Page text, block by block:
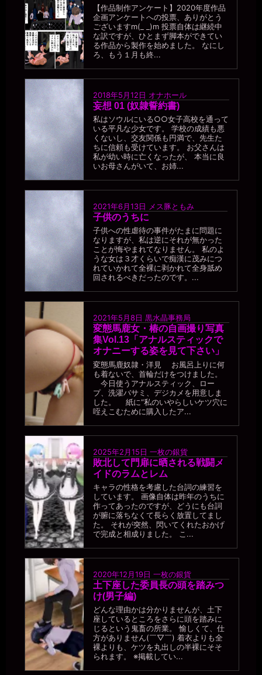
【作品制作アンケート】2020年度作品
企画アンケートへの投票、ありがとう
ございますm(_ _)m 投票自体は継続中
な訳ですが、ひとまず脚本ができてい
る作品から製作を始めました。 なにし
ろ、もう１月も終...
2018年5月12日 オナホール
妄想 01 (奴隷誓約書)
私はソウルにいる○○女子高校を通って
いる平凡な少女です。 学校の成績も悪
くないし、交友関係も円満で、先生た
ちに信頼も受けています。 お父さんは
私が幼い時に亡くなったが、 本当に良
いお母さんがいて、お姉...
2021年6月13日 メス豚ともみ
子供のうちに
子供への性虐待の事件がたまに問題に
なりますが、私は逆にそれが無かった
ことが悔やまれてなりません。 私のよ
うな女は３才くらいで痴漢に茂みにつ
れていかれて全裸に剥かれて全身舐め
回されるべきだったのです。...
2021年5月8日 黒水晶事務局
変態馬鹿女・椿の自画撮り写真
集Vol.13「アナルスティックで
オナニーする姿を見て下さい」
変態馬鹿奴隷・洋見 お風呂上りに何
も着ないで、首輪だけをつけました。
今日使うアナルスティック、ロー
プ、洗濯バサミ、デジカメを用意しま
した。 紙に“私のいやらしいケツ穴に
咥えこむために購入したア...
2025年2月15日 一枚の銀貨
敗北して門扉に晒される戦闘メ
イドのラムとレム
キャラの性格を考慮した台詞の練習を
しています。 画像自体は昨年のうちに
作ってあったのですが、どうにも台詞
が腑に落ちなくて長らく放置してまし
た。 それが突然、閃いてくれたおかげ
で完成と相成りました。 こ...
2020年12月19日 一枚の銀貨
土下座した委員長の頭を踏みつ
け(男子編)
どんな理由かは分かりませんが、土下
座しているところをさらに頭を踏みに
じるという鬼畜の所業。 愉しくて、仕
方がありません(￣▽￣) 着衣よりも全
裸よりも、ケツを丸出しの半裸にそそ
られます。 ※掲載してい...
miiki0119
2026年6月28日 - 20:31
うう。。
一枚の銀貨
2026年6月28日 - 20:32
おや？ 図星か？
miiki0119
2026年6月28日 - 20:34
うう。。マンコは溢れちゃってます。。椅子にディルドを貼って全
裸でマンコに入れてますぅ。。
一枚の銀貨
2026年6月28日 - 20:35
それは、ログインする前から入れてたということか？
miiki0119
2026年6月28日 - 20:35
一枚の銀貨
2026年6月28日 - 20:37
しょうがないヤツめ。そのままオナニーで逝きたかったら、第２公
民館へ連れ込んでやる。
一枚の銀貨
2026年6月28日 - 20:37
https://b-crystal.org/mote/chat/23442.html
miiki0119
ああ。。はい。。
一枚の銀貨
2026年6月28日 - 22:10
一枚の銀貨
2026年6月28日 - 22:10
ではでは～(´∀｀*)ﾉｼ ﾊﾞｲﾊﾞｲ
miiki0119
2026年6月28日 - 22:11
一枚の銀貨様、おやすみなさい。。
2026年7月1日 - 18:35
Dr-D様、こんばんは
miiki0119
2026年7月1日 - 23:23
BZM研究所様、こんばんは
一枚の銀貨
2026年7月7日 - 12:15
こんにちは～(・∀・)
一枚の銀貨
2026年7月7日 - 12:15
いろいろと大変な一週間でした……。
一枚の銀貨
2026年7月7日 - 12:16
14時頃まで作業しています。
一枚の銀貨
2026年7月12日 - 19:28
夕飯前に、少し作業しています。
一枚の銀貨
2026年7月12日 - 20:58
ではでは～(´∀｀*)ﾉｼ